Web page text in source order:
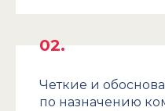
Четкие и
по назначению